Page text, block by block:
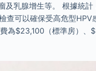
乳腺增生等。 根據統
查可以確保受高危型
為$23,100（標準房）、